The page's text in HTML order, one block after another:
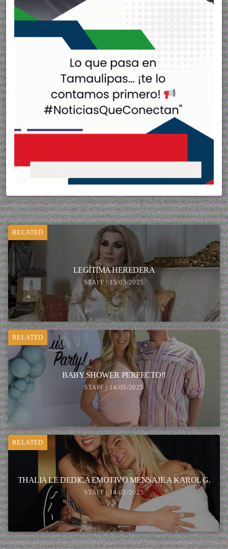
RELATED
LEGÍTIMA HEREDERA
STAFF | 15/05/2025
RELATED
BABY SHOWER PERFECTO!!
STAFF | 14/05/2025
RELATED
THALIA LE DEDICA EMOTIVO MENSAJE A KAROL G.
STAFF | 14/05/2025